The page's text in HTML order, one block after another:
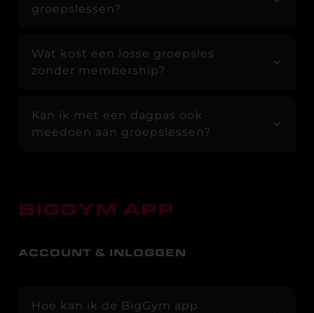
groepslessen?
Wat kost een losse groepsles
zonder membership?
Kan ik met een dagpas ook
meedoen aan groepslessen?
BIGGYM APP
ACCOUNT & INLOGGEN
Hoe kan ik de BigGym app